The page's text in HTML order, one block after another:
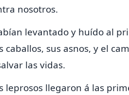
nosotros.
levantado y huído al
caballos, sus asnos, y el
las vidas.
leprosos llegaron á las